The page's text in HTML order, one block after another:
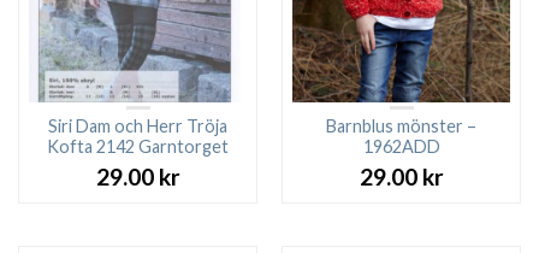
Siri Dam och Herr Tröja
Kofta 2142 Garntorget
29.00 kr
Barnblus mönster –
1962ADD
29.00 kr